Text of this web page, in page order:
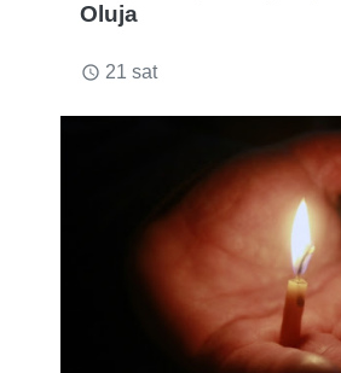
Oluja
access_time 21 sat